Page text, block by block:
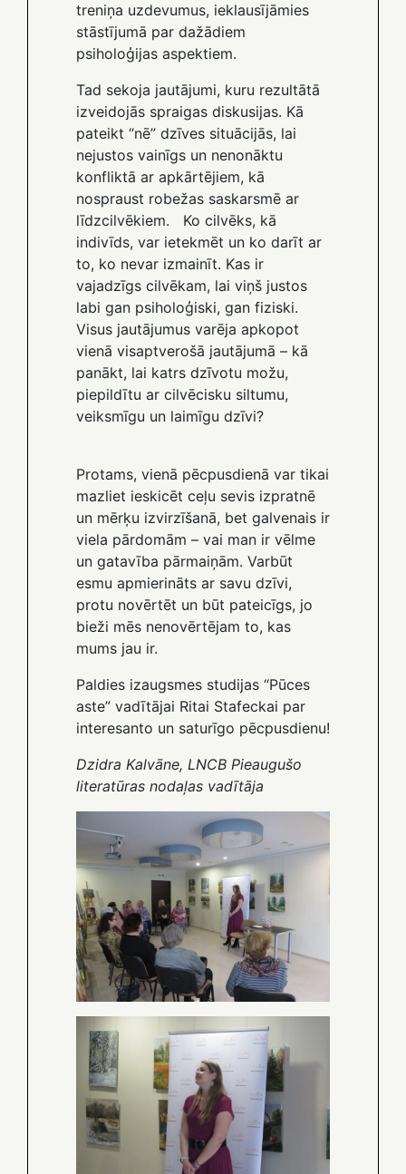
treniņa uzdevumus, ieklausījāmies
stāstījumā par dažādiem
psiholoģijas aspektiem.
Tad sekoja jautājumi, kuru rezultātā
izveidojās spraigas diskusijas. Kā
pateikt “nē” dzīves situācijās, lai
nejustos vainīgs un nenonāktu
konfliktā ar apkārtējiem, kā
nospraust robežas saskarsmē ar
līdzcilvēkiem. Ko cilvēks, kā
indivīds, var ietekmēt un ko darīt ar
to, ko nevar izmainīt. Kas ir
vajadzīgs cilvēkam, lai viņš justos
labi gan psiholoģiski, gan fiziski.
Visus jautājumus varēja apkopot
vienā visaptverošā jautājumā – kā
panākt, lai katrs dzīvotu možu,
piepildītu ar cilvēcisku siltumu,
veiksmīgu un laimīgu dzīvi?
Protams, vienā pēcpusdienā var tikai
mazliet ieskicēt ceļu sevis izpratnē
un mērķu izvirzīšanā, bet galvenais ir
viela pārdomām – vai man ir vēlme
un gatavība pārmaiņām. Varbūt
esmu apmierināts ar savu dzīvi,
protu novērtēt un būt pateicīgs, jo
bieži mēs nenovērtējam to, kas
mums jau ir.
Paldies izaugsmes studijas “Pūces
aste” vadītājai Ritai Stafeckai par
interesanto un saturīgo pēcpusdienu!
Dzidra Kalvāne, LNCB Pieaugušo
literatūras nodaļas vadītāja